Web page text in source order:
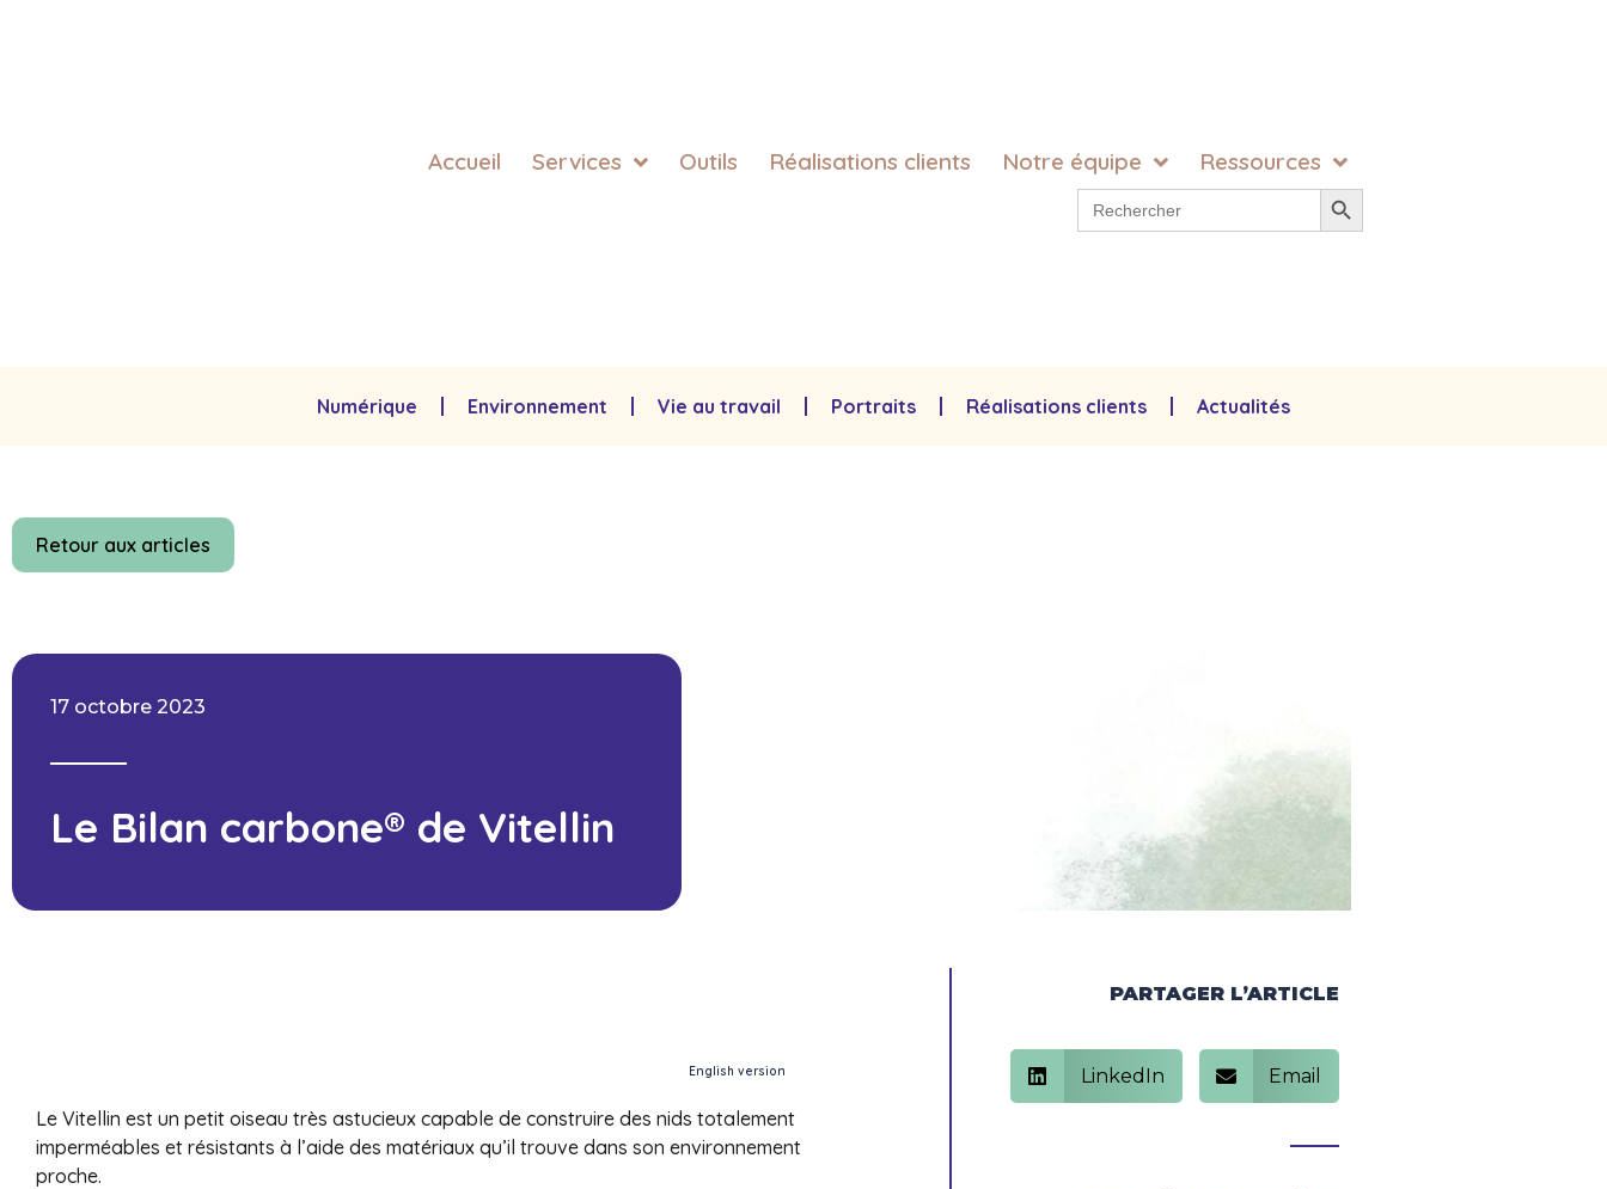
Accueil Services Outils Réalisations clients Notre équipe Ressources
Search
for:
Search Button
Numérique Environnement Vie au travail Portraits Réalisations clients Actualités
Retour aux articles
17 octobre 2023
Le Bilan carbone® de Vitellin
English version
Le Vitellin est un petit oiseau très astucieux capable de construire des nids totalement
imperméables et résistants à l’aide des matériaux qu’il trouve dans son environnement
proche.
PARTAGER L’ARTICLE
LinkedIn Email